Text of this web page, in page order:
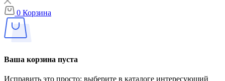
0 Корзина
Ваша корзина пуста
Исправить это просто: выберите в каталоге интересующий